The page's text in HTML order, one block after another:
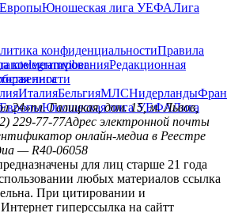
Юношеская лига УЕФАЛига
конфиденциальностиПравила
комментированияРедакционная
telegramviber
лига
ИталияБельгияМЛСНидерланды
Юношеская лига УЕФАЛига
24»пл. Галицкая, дом. 15, м. Львов,
229-77-77Адрес электронной почты
онлайн-медиа в Реестре
— R40-06058
для лиц старше 21 года
любых материалов ссылка
При цитировании и
гиперссылка на сайтт